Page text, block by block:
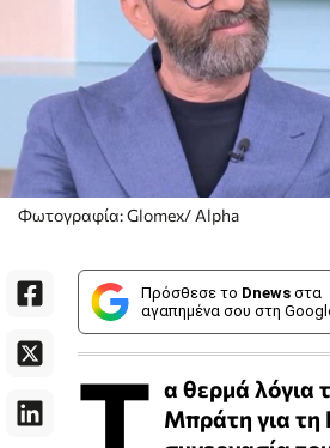
Φωτογραφία: Glomex/ Alpha
Πρόσθεσε το Dnews στα
αγαπημένα σου στη
Τ α θερμά λόγια
Μπράτη για τη